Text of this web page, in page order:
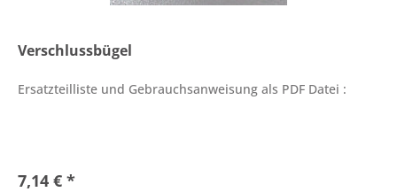
Verschlussbügel
Ersatzteilliste und Gebrauchsanweisung als PDF Datei :
7,14 € *